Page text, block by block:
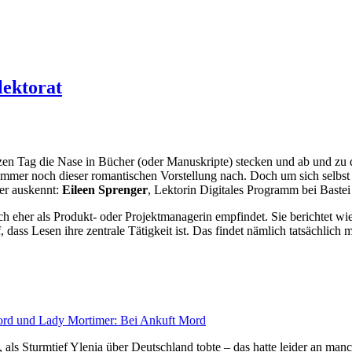
die Nase in Bücher (oder Manuskripte) stecken und ab und zu
noch dieser romantischen Vorstellung nach. Doch um sich
auskennt: Eileen Sprenger, Lektorin Digitales Programm bei
eher als Produkt- oder Projektmanagerin empfindet. Sie berichtet
Lesen ihre zentrale Tätigkeit ist. Das findet nämlich tatsächlich
und Lady Mortimer: Bei Ankuft Mord
Sturmtief Ylenia über Deutschland tobte – das hatte leider an